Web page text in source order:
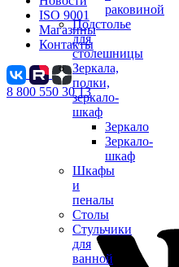
раковиной
Подстолье
для
столешницы
Зеркала,
полки,
зеркало-
шкаф
Зеркало
Зеркало-
шкаф
Шкафы
и
пеналы
Столы
Стульчики
для
ванной
ISO 9001
Магазины
Контакты
8 800 550 30 13